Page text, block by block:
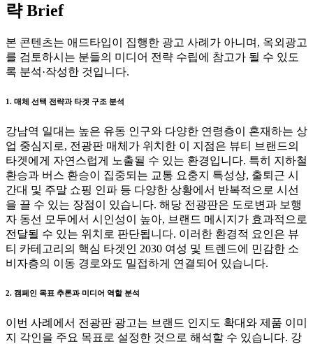
략 Brief
본 콘텐츠는 애드타입이 집행한 광고 사례가 아니며, 옥외광고
를 검토하시는 분들의 미디어 전략 수립에 참고가 될 수 있도
록 분석·작성한 것입니다.
1. 매체 선택 전략과 타겟 구조 분석
강남역 일대는 높은 유동 인구와 다양한 연령층이 혼재하는 상
업 중심지로, 전광판 매체가 위치한 이 지점은 뷰티 브랜드의
타겟에게 자연스럽게 노출될 수 있는 환경입니다. 특히 지하철
환승과 버스 환승이 집중되는 교통 요충지 특성상, 출퇴근 시
간대 및 주말 쇼핑 인파 등 다양한 상황에서 반복적으로 시선
을 끌 수 있는 장점이 있습니다. 해당 전광판은 도로변과 보행
자 동선 모두에서 시인성이 높아, 브랜드 메시지가 효과적으로
전달될 수 있는 위치로 판단됩니다. 이러한 환경적 요인은 뷰
티 카테고리의 핵심 타겟인 2030 여성 및 트렌드에 민감한 소
비자층의 이동 경로와도 밀접하게 연결되어 있습니다.
2. 캠페인 목표 추론과 미디어 역할 분석
이번 사례에서 전광판 광고는 브랜드 인지도 확대와 제품 이미
지 각인을 주요 목표로 설정한 것으로 해석할 수 있습니다. 강